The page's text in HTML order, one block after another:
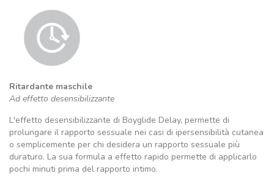
Ritardante maschile
Ad effetto desensibilizzante
L'effetto desensibilizzante di Boyglide Delay, permette di
prolungare il rapporto sessuale nei casi di ipersensibilità cutanea
o semplicemente per chi desidera un rapporto sessuale più
duraturo. La sua formula a effetto rapido permette di applicarlo
pochi minuti prima del rapporto intimo.